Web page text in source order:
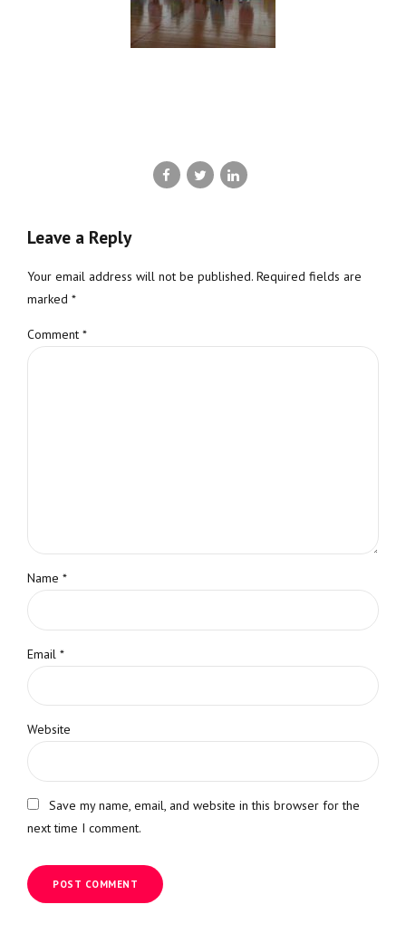
Leave a Reply
Your email address will not be published. Required fields are
marked *
Comment *
Name *
Email *
Website
Save my name, email, and website in this browser for the
next time I comment.
POST COMMENT